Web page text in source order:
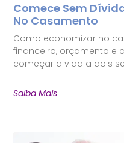
Comece Sem
No Casamento
Como economizar no
financeiro, orçamento e
começar a vida a dois
Saiba Mais